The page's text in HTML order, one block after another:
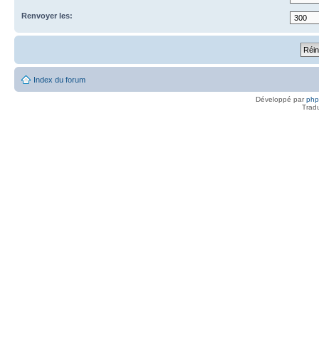
Renvoyer les:
Index du forum
Développé par